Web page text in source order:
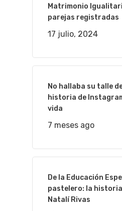
Matrimonio
parejas registradas
17 julio, 2024
No hallaba su talle
historia de
vida
7 meses ago
De la Educación
pastelero: la
Natalí Rivas